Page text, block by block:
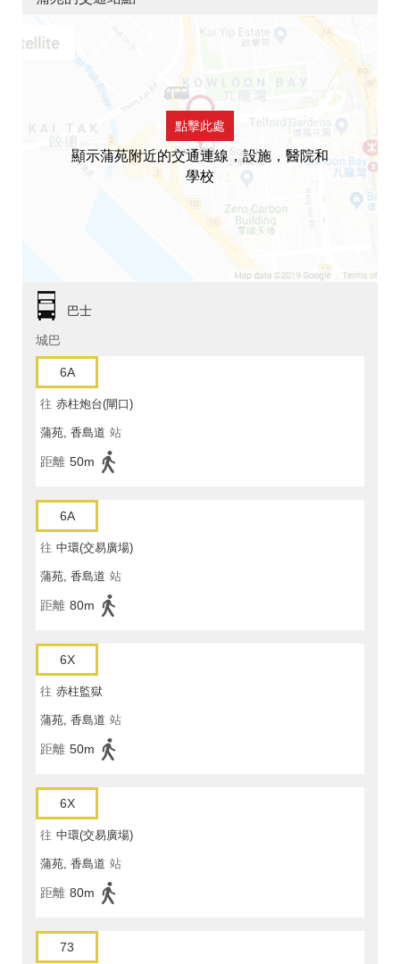
點擊此處
顯示蒲苑附近的交通連線，設施，醫院和
學校
巴士
城巴
6A
往 赤柱炮台(閘口)
蒲苑, 香島道 站
距離 50m
6A
往 中環(交易廣場)
蒲苑, 香島道 站
距離 80m
6X
往 赤柱監獄
蒲苑, 香島道 站
距離 50m
6X
往 中環(交易廣場)
蒲苑, 香島道 站
距離 80m
73